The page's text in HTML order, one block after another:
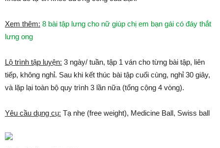
Xem thêm: 8 bài tập lưng cho nữ giúp chị em bạn gái có đáy thắt
lưng ong
Lộ trình tập luyện: 3 ngày/ tuần, tập 1 ván cho từng bài tập, liên
tiếp, không nghỉ. Sau khi kết thúc bài tập cuối cùng, nghỉ 30 giây,
và lặp lại toàn bộ quy trình 3 lần nữa (tổng cộng 4 vòng).
Yêu cầu dụng cụ: Tạ nhẹ (free weight), Medicine Ball, Swiss ball